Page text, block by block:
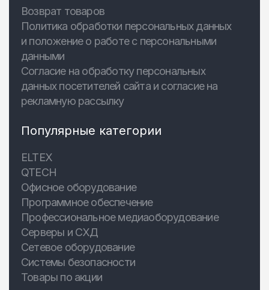
Возврат товаров
Политика обработки персональных данных
и положение о работе с персональными
данными
Согласие на обработку персональных
данных посетителей сайта и согласие на
рекламную рассылку
Популярные категории
ELTEX
QTECH
Офисное оборудование
Программное обеспечение
Профессиональное медиаоборудование
Серверы и СХД
Сетевое оборудование
Системы безопасности
Товары по акции